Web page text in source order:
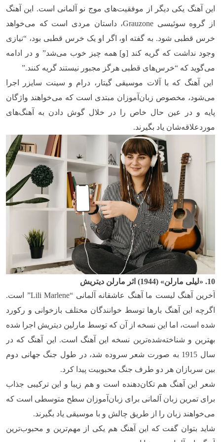
این آهنگ یکی دیگر از موفقیت‌های موج نو آلمانی است. این آهنگ
از گروه سوئیسی Grauzone، داستان مردی است که می‌خواهد
خرس قطبی شود. به گفته او، اگر او یک خرس قطبی بود، “نیازی
وجود نداشت که گریه کند [و] همه چیز خوب می‌شد” و در ادامه
می‌گوید که “خرس‌های قطبی هرگز مجبور نیستند گریه کنند.”
این آهنگ که با آلات موسیقی گیتار، درام و سینت سایزر اجرا
می‌شود، مخصوص زبان‌آموزان مبتدی است که می‌خواهند واژگان
پایه و در عین حال خاص را در خلال گوش دادن به آهنگ‌های
موردعلاقه‌شان یاد بگیرند.
10. «لیلی مارلن» (1944) اثر مارلن دیتریش
آخرین آهنگ لیست ما آهنگ عاشقانه آلمانی “Lili Marlene” است.
اگرچه این آهنگ بارها توسط خوانندگان مختلف بازخوانی و رکورد
شده است، اما این نسخه از آن که توسط مارلین دیتریش اجرا شده
بهترین و شناخته‌شده‌ترین نسخه این آهنگ است. این آهنگ که در
سال 1915 به صورت شعر سروده شد، در طول جنگ جهانی دوم
بین سربازان هر دو طرف جنگ محبوبیت پیدا کرد.
شعر این آهنگ هم تکان‌دهنده است و هم زیبا و این ترکیبی جذاب
برای تمرین زبان آلمانی برای زبان‌آموزان سطح متوسطی است که
می‌خواهند زبان را از طریق چالش و با موسیقی یاد بگیرند.
شاید بتوان گفت که این آهنگ هم یکی از مهم‌ترین و محبوب‌ترین